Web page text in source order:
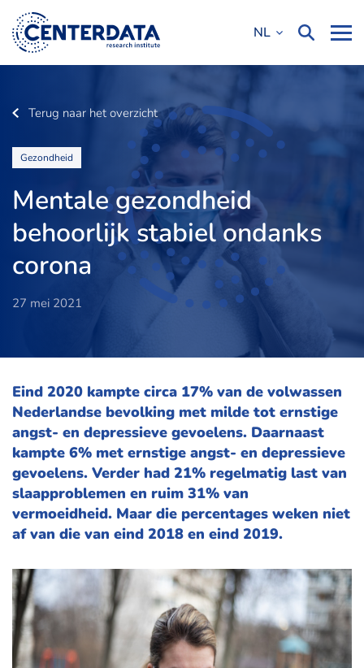
NL
Terug naar het overzicht
Gezondheid
Mentale gezondheid
behoorlijk stabiel ondanks
corona
27 mei 2021
Eind 2020 kampte circa 17% van de volwassen
Nederlandse bevolking met milde tot ernstige
angst- en depressieve gevoelens. Daarnaast
kampte 6% met ernstige angst- en depressieve
gevoelens. Verder had 21% regelmatig last van
slaapproblemen en ruim 31% van
vermoeidheid. Maar die percentages weken niet
af van die van eind 2018 en eind 2019.